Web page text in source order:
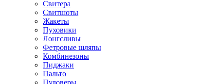
Свитера
Свитшоты
Жакеты
Пуховики
Лонгсливы
Фетровые шляпы
Комбинезоны
Пиджаки
Пальто
Пуловеры